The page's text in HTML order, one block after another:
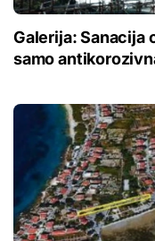
Galerija: Sanacija
samo